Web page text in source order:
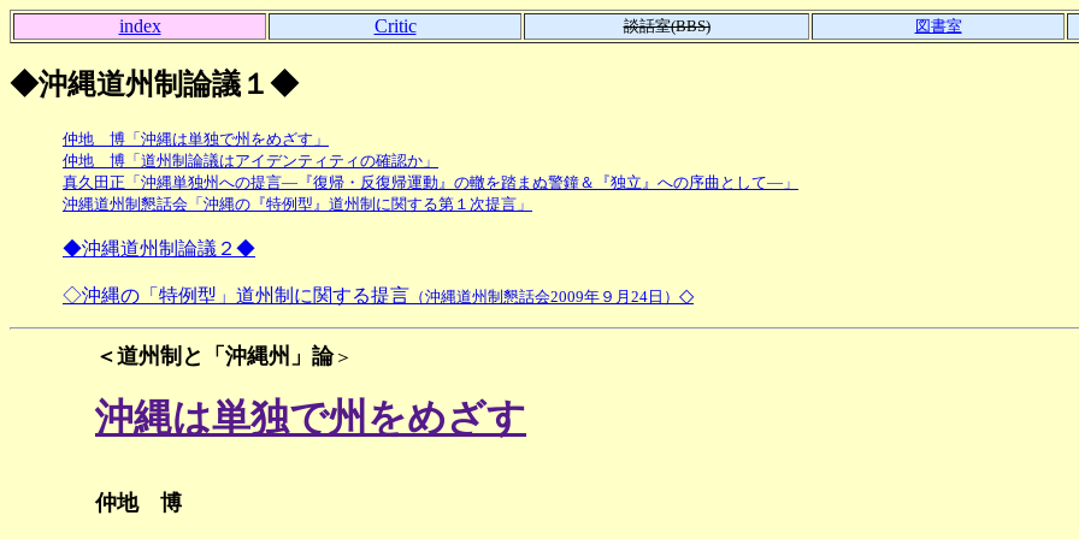
index Critic 談話室(BBS) 図書室
◆沖縄道州制論議１◆
仲地 博「沖縄は単独で州をめざす」
仲地 博「道州制論議はアイデンティティの確認か」
真久田正「沖縄単独州への提言―『復帰・反復帰運動』の轍を踏まぬ警鐘＆『独立』への序曲として―」
沖縄道州制懇話会「沖縄の『特例型』道州制に関する第１次提言」
◆沖縄道州制論議２◆
◇沖縄の「特例型」道州制に関する提言 （沖縄道州制懇話会2009年９月24日） ◇
＜道州制と「沖縄州」論＞
沖縄は単独で州をめざす
仲地 博